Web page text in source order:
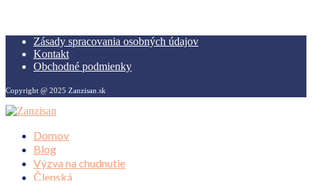
Zásady spracovania osobných údajov
Kontakt
Obchodné podmienky
Copyright @ 2025 Zanzisan.sk
Domov
Blog
Výzva na chudnutie
Členská